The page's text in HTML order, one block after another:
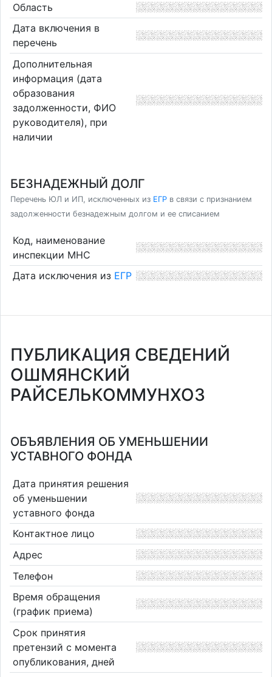
Область
Дата включения в
перечень
Дополнительная
информация (дата
образования
задолженности, ФИО
руководителя), при
наличии
БЕЗНАДЕЖНЫЙ ДОЛГ
Перечень ЮЛ и ИП, исключенных из ЕГР в связи с признанием
задолженности безнадежным долгом и ее списанием
Код, наименование
инспекции МНС
Дата исключения из ЕГР
ПУБЛИКАЦИЯ СВЕДЕНИЙ
ОШМЯНСКИЙ
РАЙСЕЛЬКОММУНХОЗ
ОБЪЯВЛЕНИЯ ОБ УМЕНЬШЕНИИ
УСТАВНОГО ФОНДА
Дата принятия решения
об уменьшении
уставного фонда
Контактное лицо
Адрес
Телефон
Время обращения
(график приема)
Срок принятия
претензий с момента
опубликования, дней